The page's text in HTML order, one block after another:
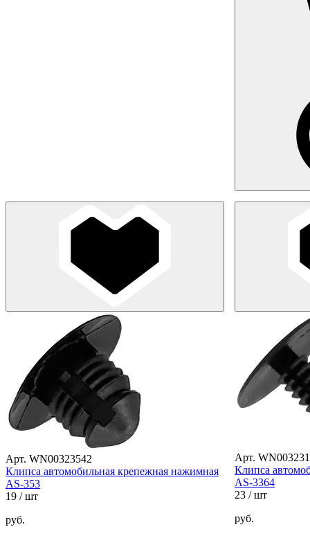
Арт. WN00323542
Клипса автомобильная крепежная нажимная
AS-353
19 / шт
руб.
Арт.
Клипса
AS-3364
23 / шт
руб.